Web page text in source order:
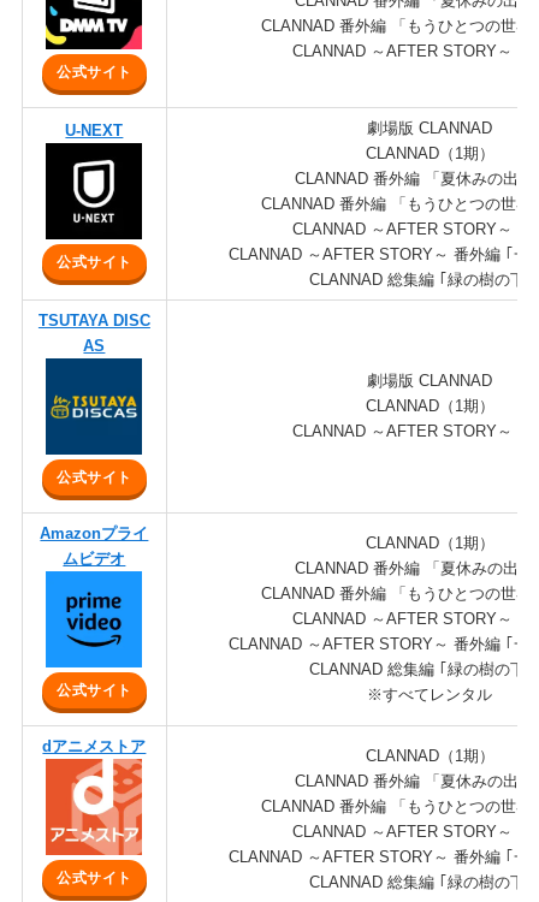
公式サイト
CLANNAD 番外編 「もうひとつの世界
CLANNAD ～AFTER STORY～（
U-NEXT
公式サイト
劇場版 CLANNAD
CLANNAD（1期）
CLANNAD 番外編 「夏休みの出来
CLANNAD 番外編 「もうひとつの世界
CLANNAD ～AFTER STORY～（
CLANNAD ～AFTER STORY～ 番外編 ｢一
CLANNAD 総集編 ｢緑の樹の下
TSUTAYA DISC
AS
公式サイト
劇場版 CLANNAD
CLANNAD（1期）
CLANNAD ～AFTER STORY～（
Amazonプライ
ムビデオ
公式サイト
CLANNAD（1期）
CLANNAD 番外編 「夏休みの出来
CLANNAD 番外編 「もうひとつの世界
CLANNAD ～AFTER STORY～（
CLANNAD ～AFTER STORY～ 番外編 ｢一
CLANNAD 総集編 ｢緑の樹の下
※すべてレンタル
dアニメストア
公式サイト
CLANNAD（1期）
CLANNAD 番外編 「夏休みの出来
CLANNAD 番外編 「もうひとつの世界
CLANNAD ～AFTER STORY～（
CLANNAD ～AFTER STORY～ 番外編 ｢一
CLANNAD 総集編 ｢緑の樹の下